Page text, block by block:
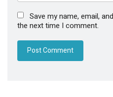
Save my name, email,
the next time I comment.